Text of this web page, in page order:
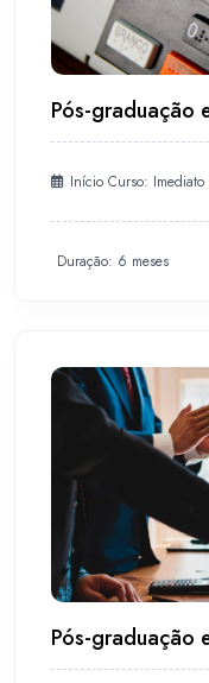
Pós-graduação
Início Curso: Imediato
Duração: 6 meses
Pós-graduação